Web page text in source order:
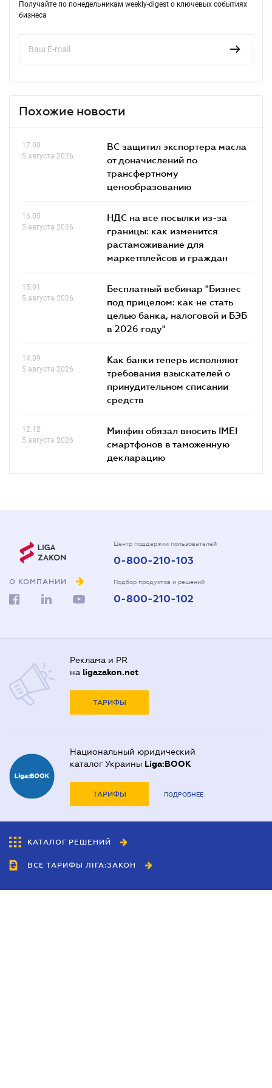
Получайте по понедельникам weekly-digest о ключевых событиях
бизнеса
Похожие новости
17.00
5 августа 2026
ВС защитил экспортера масла
от доначислений по
трансфертному
ценообразованию
16.05
5 августа 2026
НДС на все посылки из-за
границы: как изменится
растаможивание для
маркетплейсов и граждан
15.01
5 августа 2026
Бесплатный вебинар "Бизнес
под прицелом: как не стать
целью банка, налоговой и БЭБ
в 2026 году"
14.09
5 августа 2026
Как банки теперь исполняют
требования взыскателей о
принудительном списании
средств
12.12
5 августа 2026
Минфин обязал вносить IMEI
смартфонов в таможенную
декларацию
О КОМПАНИИ
Центр поддержки пользователей
0-800-210-103
Подбор продуктов и решений
0-800-210-102
Реклама и PR
на ligazakon.net
ТАРИФЫ
Национальный юридический
каталог Украины Liga:BOOK
ТАРИФЫ ПОДРОБНЕЕ
КАТАЛОГ РЕШЕНИЙ
ВСЕ ТАРИФЫ ЛІГА:ЗАКОН